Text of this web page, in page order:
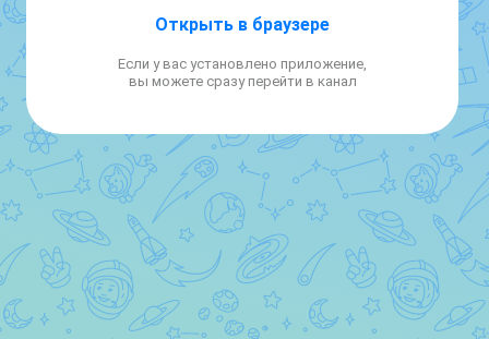
Открыть в браузере
Если у вас установлено приложение,
вы можете сразу перейти в канал